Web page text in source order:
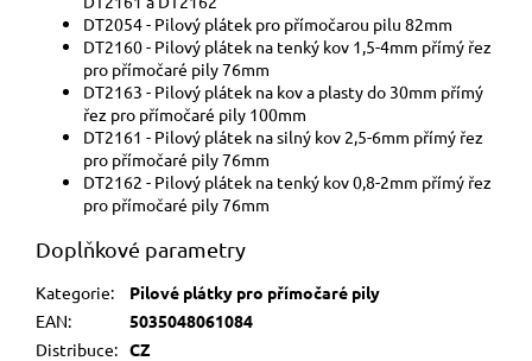
DT2054 - Pilový plátek pro přímočarou pilu 82mm
DT2160 - Pilový plátek na tenký kov 1,5-4mm přímý řez
pro přímočaré pily 76mm
DT2163 - Pilový plátek na kov a plasty do 30mm přímý
řez pro přímočaré pily 100mm
DT2161 - Pilový plátek na silný kov 2,5-6mm přímý řez
pro přímočaré pily 76mm
DT2162 - Pilový plátek na tenký kov 0,8-2mm přímý řez
pro přímočaré pily 76mm
Doplňkové parametry
Kategorie:
Pilové plátky pro přímočaré pily
EAN:
5035048061084
Distribuce: CZ